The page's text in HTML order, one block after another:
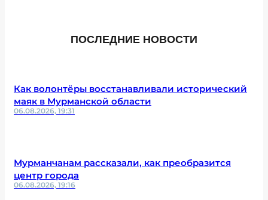
ПОСЛЕДНИЕ НОВОСТИ
Как волонтёры восстанавливали исторический
маяк в Мурманской области
06.08.2026, 19:31
Мурманчанам рассказали, как преобразится
центр города
06.08.2026, 19:16